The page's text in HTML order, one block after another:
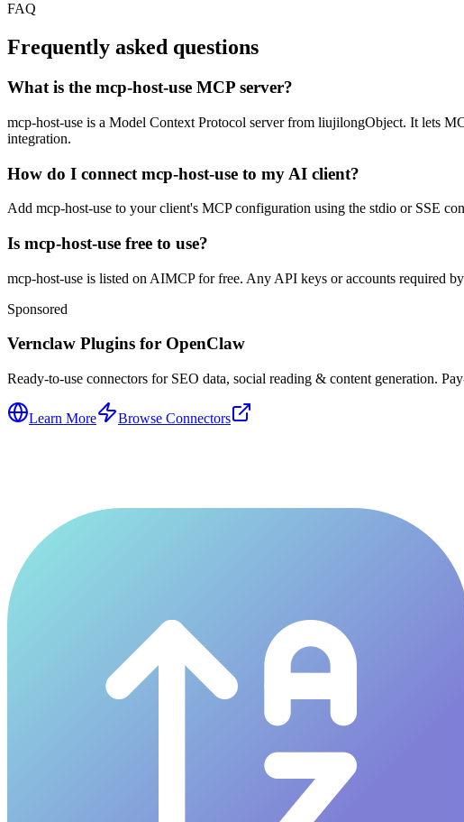
FAQ
Frequently asked questions
What is the mcp-host-use MCP server?
mcp-host-use is a Model Context Protocol server from liujilongObject. It lets
integration.
How do I connect mcp-host-use to my AI client?
Add mcp-host-use to your client's MCP configuration using the stdio or SSE
Is mcp-host-use free to use?
mcp-host-use is listed on AIMCP for free. Any API keys or accounts required
Sponsored
Vernclaw Plugins for OpenClaw
Ready-to-use connectors for SEO data, social reading & content generation.
Learn More Browse Connectors